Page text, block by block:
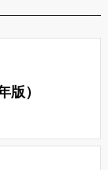
版）